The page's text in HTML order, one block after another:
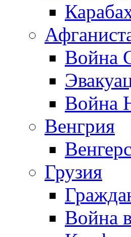
Война
Война
Венгрия
Грузия
Война